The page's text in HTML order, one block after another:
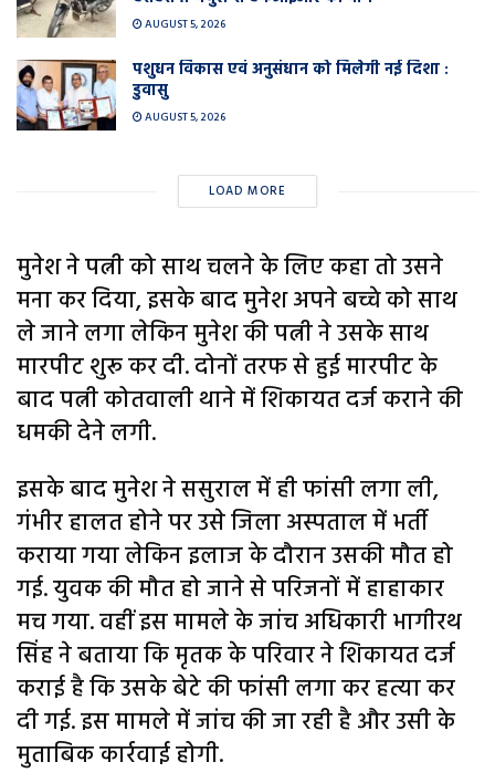
AUGUST 5, 2026
पशुधन विकास एवं अनुसंधान को मिलेगी नई दिशा :
डुवासु
AUGUST 5, 2026
LOAD MORE
मुनेश ने पत्नी को साथ चलने के लिए कहा तो उसने
मना कर दिया, इसके बाद मुनेश अपने बच्चे को साथ
ले जाने लगा लेकिन मुनेश की पत्नी ने उसके साथ
मारपीट शुरू कर दी. दोनों तरफ से हुई मारपीट के
बाद पत्नी कोतवाली थाने में शिकायत दर्ज कराने की
धमकी देने लगी.
इसके बाद मुनेश ने ससुराल में ही फांसी लगा ली,
गंभीर हालत होने पर उसे जिला अस्पताल में भर्ती
कराया गया लेकिन इलाज के दौरान उसकी मौत हो
गई. युवक की मौत हो जाने से परिजनों में हाहाकार
मच गया. वहीं इस मामले के जांच अधिकारी भागीरथ
सिंह ने बताया कि मृतक के परिवार ने शिकायत दर्ज
कराई है कि उसके बेटे की फांसी लगा कर हत्या कर
दी गई. इस मामले में जांच की जा रही है और उसी के
मुताबिक कार्रवाई होगी.